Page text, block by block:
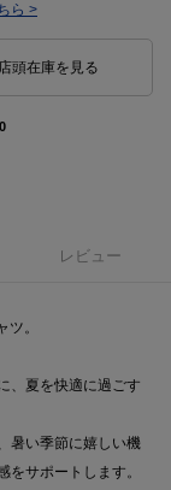
ら >
店頭在庫を見る
レビュー
。
、夏を快適に過ごす
暑い季節に嬉しい機
サポートします。